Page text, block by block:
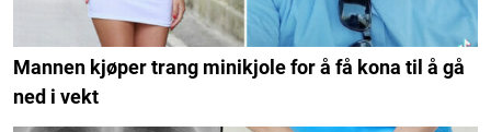
Mannen kjøper trang minikjole for å få kona til å gå
ned i vekt